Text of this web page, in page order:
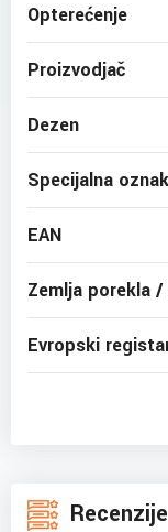
Opterećenje
Proizvodjač
Dezen
Specijalna
EAN
Zemlja porekla
Evropski
Recenzije